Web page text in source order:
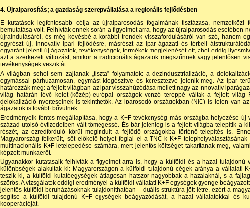
4. Újraiparosítás; a gazdaság szerepvállalása a regionális fejlődésben
E kutatások legfontosabb célja az újraiparosodás fogalmának tisztázása, nemzetközi
bemutatása volt. Felhívták ennek során a figyelmet arra, hogy az újraiparosodás esetében
újraindulásáról, és még kevésbé a korábbi trendek visszafordulásáról van szó, hanem
egyrészt új, innovatív ipari fejlődésre, másrészt az ipar ágazati és térbeli
egyaránt jelenti új ágazatok, tevékenységek, termékek megjelenését ott, ahol eddig
azt a szerkezeti változást, amikor a tradicionális ágazatok megszűnnek vagy jelentősen
tevékenységek veszik át.
A világban sehol sem zajlanak „tiszta” folyamatok: a dezindusztrializáció, a
egymással párhuzamosan, egymást kiegészítve és keresztezve jelenik meg. Az ipar
határozzák meg: a fejlett világban az ipar visszahúzódása mellett nagy az innovatív
világ határán lévő kelet-(közép)-európai országok vonzó tereppé váltak a fejlett világ
delokalizáció nyerteseinek is tekinthetők. Az iparosodó országokban (NIC) is jelen van
ágazatok is tovább bővülnek.
Eredményeik fontos megállapítása, hogy a K+F tevékenység más országba helyezése új
század utolsó évtizedeiben vált tömegessé. És bár jelenleg is a fejlett világba telepítik a
részét, az ezredforduló körül megindult a fejlődő országokba történő telepítés is.
Magyarország felkerült, sőt előkelő helyet foglal el a TNC-k K+F
multinacionális K+F letelepedése számára, mert jelentős költséget takarítanak meg,
képzett munkaerőt.
Ugyanakkor kutatásaik felhívták a figyelmet arra is, hogy a külföldi és a hazai tulajdonú
különbségek alakultak ki: Magyarországon a külföldi tulajdonú cégek aránya a vállalati
teszik ki, a külföldi kutatóegységek átlagosan hatszor nagyobbak a hazaiaknál, s a
szörös. A vizsgálatok eddigi eredményei a külföldi vállalati K+F egységek gyenge
jelentős külföldi beruházásoknak tulajdonít­hatóan – duális struktúra jött létre, ezért a
segítse a külföldi tulajdonú K+F egységek beágyazódását, a hazai vállalatokkal és
kooperációját.